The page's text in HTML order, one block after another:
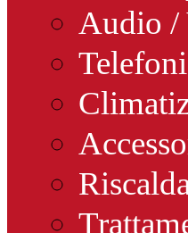
Audio /